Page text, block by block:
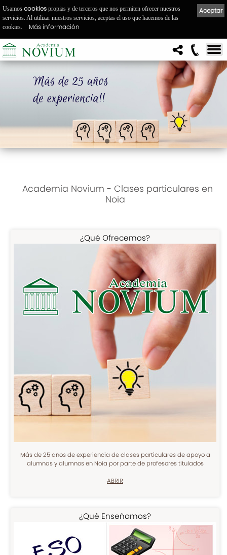
Academia Novium - Clases particulares en
Noia
¿Qué Ofrecemos?
Más de 25 años de experiencia de clases particulares de apoyo a
alumnas y alumnos en Noia por parte de profesores titulados
ABRIR
¿Qué Enseñamos?
Aceptar
Usamos cookies propias y de terceros que nos permiten ofrecer nuestros
servicios. Al utilizar nuestros servicios, aceptas el uso que hacemos de las
cookies.
Más información